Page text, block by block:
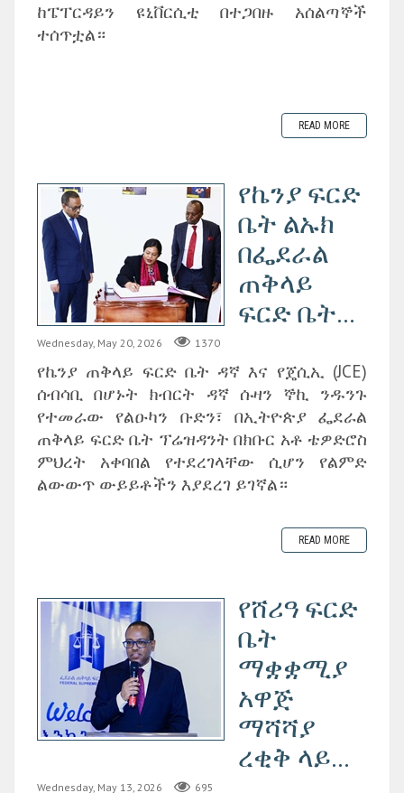
ከፔፐርዳይን ዩኒቨርሲቲ በተጋበዙ አሰልጣኞች
ተሰጥቷል።
READ MORE
የኬንያ ፍርድ
ቤት ልኡክ
በፌደራል
ጠቅላይ
ፍርድ ቤት...
Wednesday, May 20, 2026 1370
የኬንያ ጠቅላይ ፍርድ ቤት ዳኛ እና የጄሲኢ (JCE)
ሰብሳቢ በሆኑት ክብርት ዳኛ ሱዛን ኞኪ ንዱንጉ
የተመራው የልዑካን ቡድን፣ በኢትዮጵያ ፌደራል
ጠቅላይ ፍርድ ቤት ፕሬዝዳንት በክቡር አቶ ቴዎድሮስ
ምህረት አቀባበል የተደረገላቸው ሲሆን የልምድ
ልውውጥ ውይይቶችን እያደረገ ይገኛል።
READ MORE
‎የሸሪዓ ፍርድ
ቤት
ማቋቋሚያ
አዋጅ
ማሻሻያ
ረቂቅ ላይ...
Wednesday, May 13, 2026 695